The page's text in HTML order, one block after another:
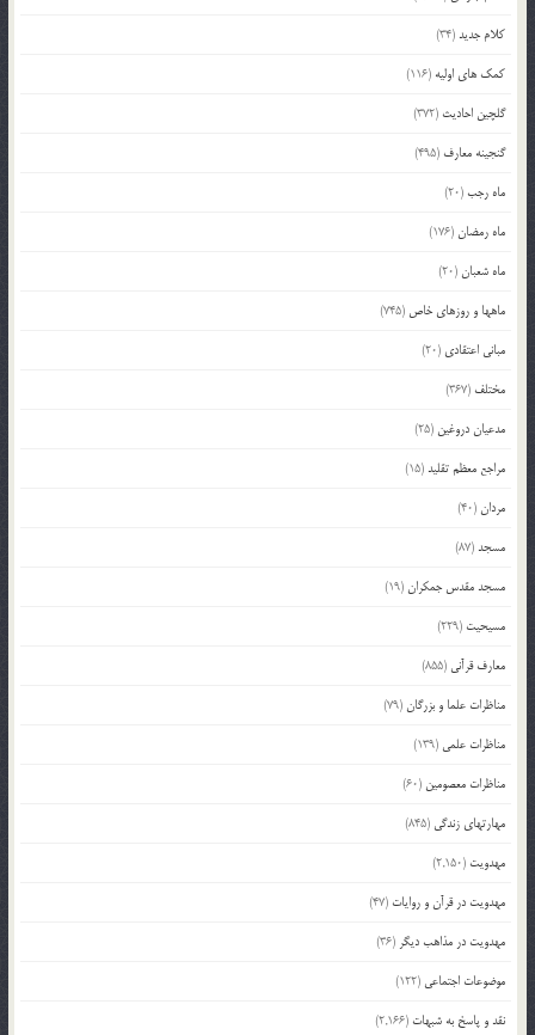
کلام جدید(34)
کمک های اولیه (116)
گلچین احادیث (372)
گنجینه معارف (495)
ماه رجب(20)
ماه رمضان(176)
ماه شعبان(20)
ماهها و روزهای خاص (745)
مبانی اعتقادی (20)
مختلف (367)
مدعیان دروغین (25)
مراجع معظم تقلید(15)
مردان(40)
مسجد(87)
مسجد مقدس جمکران(19)
مسیحیت (229)
معارف قرآنی (855)
مناظرات علما و بزرگان(79)
مناظرات علمی (139)
مناظرات معصومین (60)
مهارتهای زندگی (845)
مهدویت (2,150)
مهدویت در قرآن و روایات (47)
مهدویت در مذاهب دیگر (36)
موضوعات اجتماعی (122)
نقد و پاسخ به شبهات (2,166)